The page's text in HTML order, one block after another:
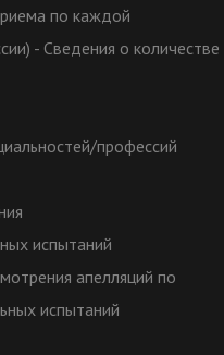
по каждой
- Сведения о количестве
профессий
испытаний
апелляций по
испытаний